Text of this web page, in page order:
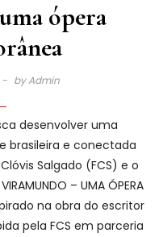
ópera
byAdmin
desenvolver uma
brasileira e conectada
Salgado (FCS) e o
– UMA ÓPERA
na obra do escritor
pela FCS em parceria